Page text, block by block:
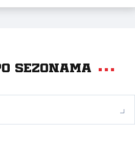
sezonama